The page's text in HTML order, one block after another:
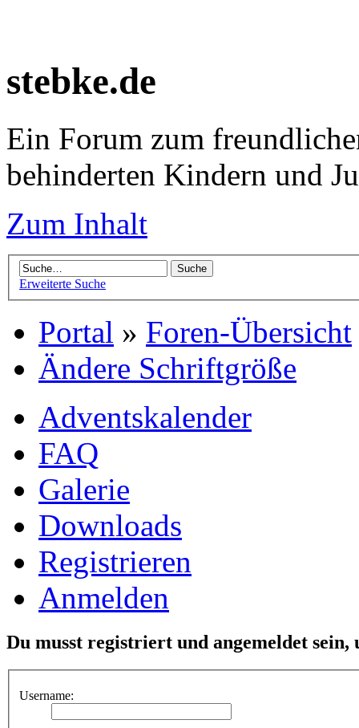
stebke.de
Ein Forum zum
behinderten Kindern und
Zum Inhalt
Erweiterte Suche
Portal » Foren-Übersicht
Ändere Schriftgröße
Adventskalender
FAQ
Galerie
Downloads
Registrieren
Anmelden
Du musst registriert und angemeldet sein,
Username: